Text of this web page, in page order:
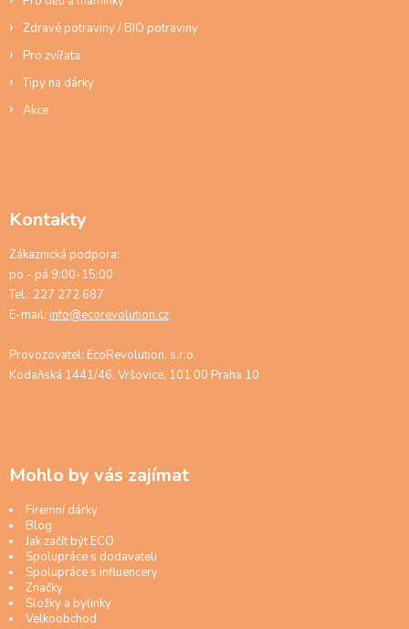
Zdravé potraviny / BIO potraviny
Pro zvířata
Tipy na dárky
Akce
Kontakty
Zákaznická podpora:
po - pá 9:00-15:00
Tel.: 227 272 687
E-mail: info@ecorevolution.cz
Provozovatel: EcoRevolution, s.r.o.
Kodaňská 1441/46, Vršovice, 101 00 Praha 10
Mohlo by vás zajímat
Firemní dárky
Blog
Jak začít být ECO
Spolupráce s dodavateli
Spolupráce s influencery
Značky
Složky a bylinky
Velkoobchod